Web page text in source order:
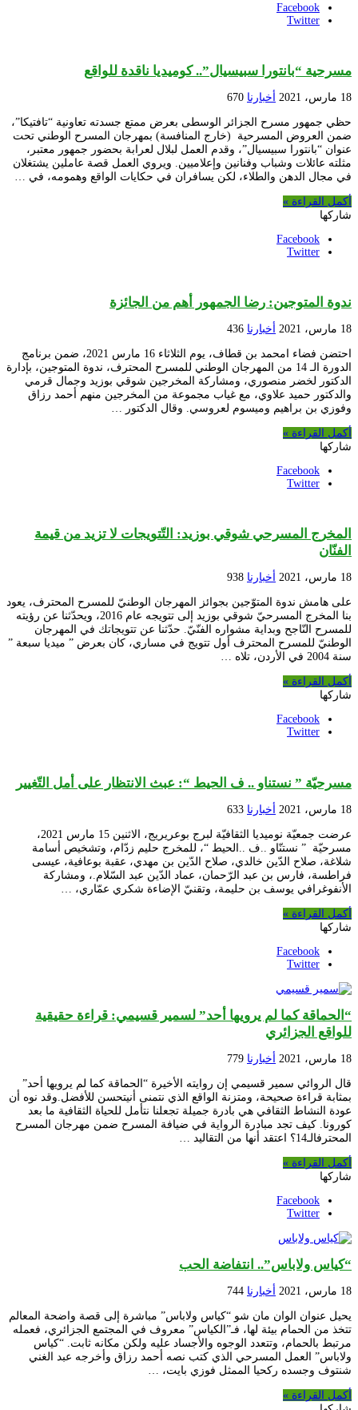
Facebook
Twitter
مسرحية “بانتورا سبيسيال”.. كوميديا ناقدة للواقع
18 مارس، 2021 أخبارنا 670
حظي جمهور مسرح الجزائر الوسطى بعرض ممتع جسدته تعاونية “تافتيكا”،
ضمن العروض المسرحية (خارج المنافسة) بمهرجان المسرح الوطني تحت
عنوان “بانتورا سبيسيال”، وقدم العمل لبلال لعرابة بحضور جمهور معتبر،
مثلته عائلات وشباب وفنانين وإعلاميين. ويروي العمل قصة عاملين يشتغلان
في مجال الدهن والطلاء، لكن يسافران في حكايات الواقع وهمومه، في …
أكمل القراءة »
شاركها
Facebook
Twitter
ندوة المتوجين: رضا الجمهور أهم من الجائزة
18 مارس، 2021 أخبارنا 436
احتضن فضاء امحمد بن قطاف، يوم الثلاثاء 16 مارس 2021، ضمن برنامج
الدورة الـ 14 من المهرجان الوطني للمسرح المحترف، ندوة المتوجين، بإدارة
الدكتور لخضر منصوري، ومشاركة المخرجين شوقي بوزيد وجمال قرمي
والدكتور حميد علاوي، مع غياب مجموعة من المخرجين منهم أحمد رزاق
وفوزي بن براهيم وميسوم لعروسي. وقال الدكتور …
أكمل القراءة »
شاركها
Facebook
Twitter
المخرج المسرحي شوقي بوزيد: التّتويجات لا تزيد من قيمة
الفنّان
18 مارس، 2021 أخبارنا 938
على هامش ندوة المتوّجين بجوائز المهرجان الوطنيّ للمسرح المحترف، يعود
بنا المخرج المسرحيّ شوقي بوزيد إلى تتويجه عام 2016، ويحدّثنا عن رؤيته
للمسرح النّاجح وبداية مشواره الفنّيّ. حدّثنا عن تتويجاتك في المهرجان
الوطنيّ للمسرح المحترف أول تتويج في مساري، كان بعرض ” ميديا سبعة ”
سنة 2004 في الأردن، تلاه …
أكمل القراءة »
شاركها
Facebook
Twitter
مسرحيّة ” نستناو .. ف الحيط “: عبث الانتظار على أمل التّغيير
18 مارس، 2021 أخبارنا 633
عرضت جمعيّة نوميديا الثقافيّة لبرج بوعريريج، الاثنين 15 مارس 2021،
مسرحيّة ” نستنّاو ..ف ..الحيط “، للمخرج حليم زدّام، وتشخيص أسامة
شلاغة، صلاح الدّين خالدي، صلاح الدّين بن مهدي، عقبة بوعافية، عيسى
فراطسة، فارس بن عبد الرّحمان، عماد الدّين عبد السّلام.، ومشاركة
الأنفوغرافي يوسف بن حليمة، وتقنيّ الإضاءة شكري عمّاري، …
أكمل القراءة »
شاركها
Facebook
Twitter
“الحماقة كما لم يرويها أحد” لسمير قسيمي: قراءة حقيقية
للواقع الجزائري
18 مارس، 2021 أخبارنا 779
قال الروائي سمير قسيمي إن روايته الأخيرة “الحماقة كما لم يرويها أحد”
بمثابة قراءة صحيحة، ومتزنة الواقع الذي نتمنى أنيتحسن للأفضل.وقد نوه أن
عودة النشاط الثقافي هي بادرة جميلة تجعلنا نتأمل للحياة الثقافية ما بعد
كورونا. كيف تجد مبادرة الرواية في ضيافة المسرح ضمن مهرجان المسرح
المحترفالـ14؟ اعتقد أنها من التقاليد …
أكمل القراءة »
شاركها
Facebook
Twitter
“كياس ولاباس”.. انتفاضة الحب
18 مارس، 2021 أخبارنا 744
يحيل عنوان الوان مان شو “كياس ولاباس” مباشرة إلى قصة واضحة المعالم
تتخذ من الحمام بيئة لها، فـ”الكياس” معروف في المجتمع الجزائري، فعمله
مرتبط بالحمام، وتتعدد الوجوه والأجساد عليه ولكن مكانه ثابت. “كياس
ولاباس” العمل المسرحي الذي كتب نصه أحمد رزاق وأخرجه عبد الغني
شنتوف وجسده ركحيا الممثل فوزي بايت، …
أكمل القراءة »